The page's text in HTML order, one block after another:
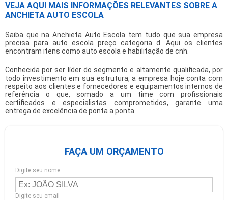
VEJA AQUI MAIS INFORMAÇÕES RELEVANTES SOBRE A
ANCHIETA AUTO ESCOLA
Saiba que na Anchieta Auto Escola tem tudo que sua empresa
precisa para auto escola preço categoria d. Aqui os clientes
encontram itens como auto escola e habilitação de cnh.
Conhecida por ser líder do segmento e altamente qualificada, por
todo investimento em sua estrutura, a empresa hoje conta com
respeito aos clientes e fornecedores e equipamentos internos de
referência o que, somado a um time com profissionais
certificados e especialistas comprometidos, garante uma
entrega de excelência de ponta a ponta.
FAÇA UM ORÇAMENTO
Digite seu nome
Digite seu email